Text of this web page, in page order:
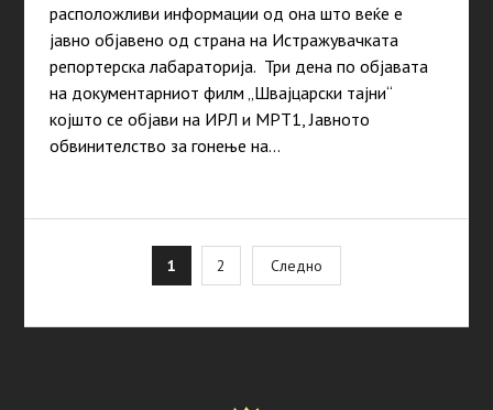
расположливи информации од она што веќе е
јавно објавено од страна на Истражувачката
репортерска лабараторија. Три дена по објавата
на документарниот филм „Швајцарски тајни“
којшто се објави на ИРЛ и МРТ1, Јавното
обвинителство за гонење на…
pagination
1 2 Следно